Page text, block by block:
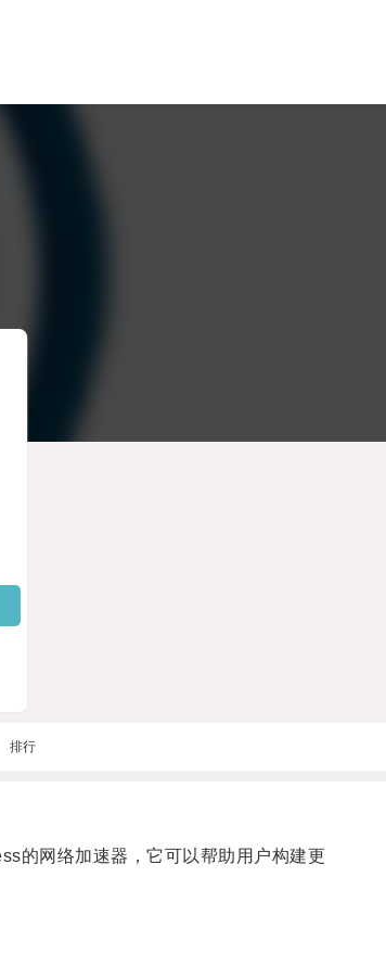
排行
网络加速器，它可以帮助用户构建更